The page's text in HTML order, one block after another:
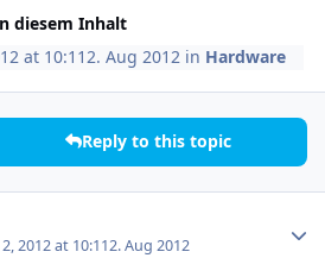
diesem Inhalt
at 10:112. Aug 2012 in Hardware
Reply to this topic
2012 at 10:112. Aug 2012